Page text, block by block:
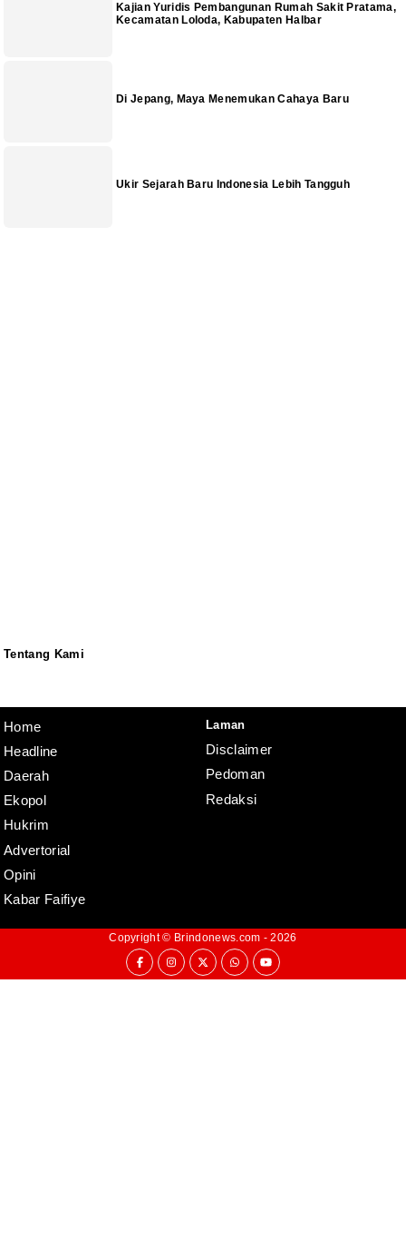
Kajian Yuridis Pembangunan Rumah Sakit Pratama,
Kecamatan Loloda, Kabupaten Halbar
Di Jepang, Maya Menemukan Cahaya Baru
Ukir Sejarah Baru Indonesia Lebih Tangguh
Tentang Kami
Home
Headline
Daerah
Ekopol
Hukrim
Advertorial
Opini
Kabar Faifiye
Laman
Disclaimer
Pedoman
Redaksi
Copyright © Brindonews.com - 2026